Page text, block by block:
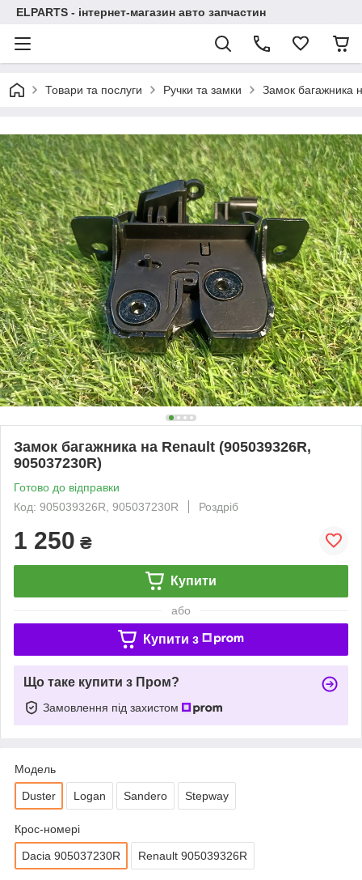
ELPARTS - інтернет-магазин авто запчастин
Товари та послуги Ручки та замки Замок багажника
Замок багажника на Renault (905039326R,
905037230R)
Готово до відправки
Код: 905039326R, 905037230R
Роздріб
1 250 ₴
Купити
або
Купити з
Що таке купити з Пром?
Замовлення під захистом
Мoдель
Duster Logan Sandero Stepway
Крос-номері
Dacia 905037230R Renault 905039326R